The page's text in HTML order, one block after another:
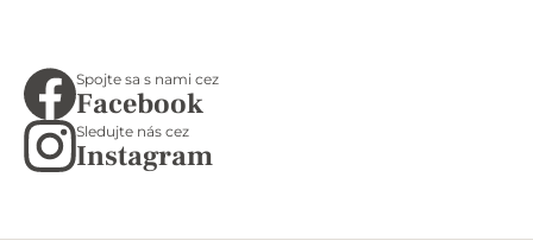
Spojte sa s nami cez
Facebook
Sledujte nás cez
Instagram